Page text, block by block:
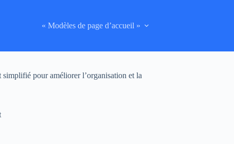
« Modèles de page d’accueil »
pour améliorer l’organisation et la